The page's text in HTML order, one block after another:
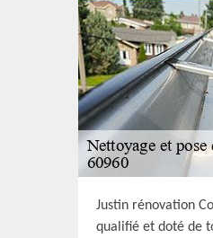
Justin rénovation
qualifié et doté de